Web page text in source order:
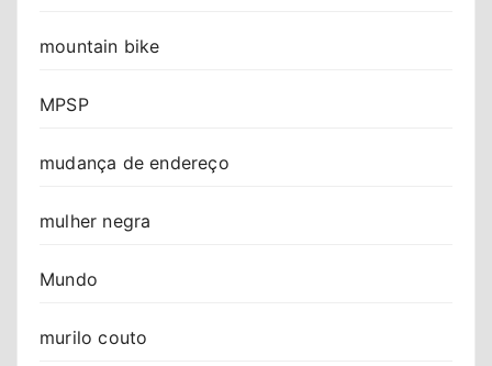
mountain bike
MPSP
mudança de endereço
mulher negra
Mundo
murilo couto